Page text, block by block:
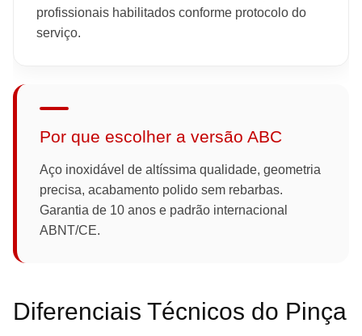
profissionais habilitados conforme protocolo do
serviço.
Por que escolher a versão ABC
Aço inoxidável de altíssima qualidade, geometria
precisa, acabamento polido sem rebarbas.
Garantia de 10 anos e padrão internacional
ABNT/CE.
Diferenciais Técnicos do Pinça